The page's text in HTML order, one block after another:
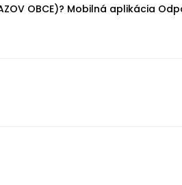
OBCE)? Mobilná aplikácia